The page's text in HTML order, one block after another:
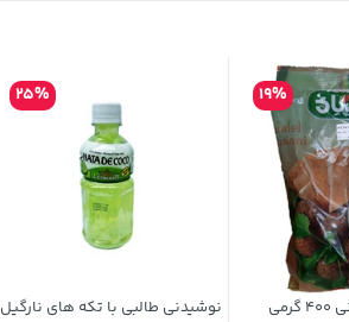
19%
نوشیدنی طالبی با تکه های نارگیل
25%